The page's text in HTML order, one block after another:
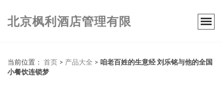
北京枫利酒店管理有限
当前位置： 首页 > 产品大全 > 咱老百姓的生意经 刘乐铭与他的全国
小餐饮连锁梦